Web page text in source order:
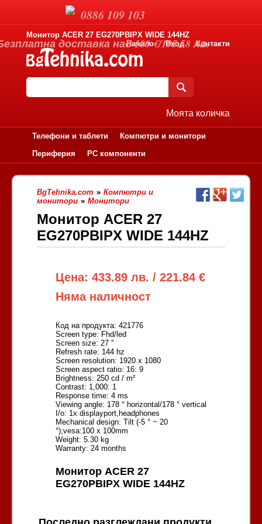
Монитор ACER 27 EG270PBIPX WIDE 144HZ
Начало
Вход Контакти
Моята количка
Телефони и таблети
Компютри и монитори
Периферия
PC компоненти
BgTehnika.com » Компютри и
монитори » Монитори
Монитор ACER 27
EG270PBIPX WIDE 144HZ
Цена: 433.89 лв. / 221.84 €
Няма наличност
Код на продукта: 421776
Screen type: Fhd/led
Screen size: 27 ''
Refresh rate: 144 hz
Screen resolution: 1920 x 1080
Screen aspect ratio: 16: 9
Brightness: 250 cd / m²
Contrast: 1,000: 1
Response time: 4 ms
Viewing angle: 178 ° horizontal/178 ° vertical
I/o: 1x displayport,headphones
Mechanical design: Tilt (-5 ° ~ 20
°);vesa:100 x 100mm
Weight: 5.30 kg
Warranty: 24 months
Монитор ACER 27
EG270PBIPX WIDE 144HZ
0886 109 103
доставка над 100 €/195.58 лв.